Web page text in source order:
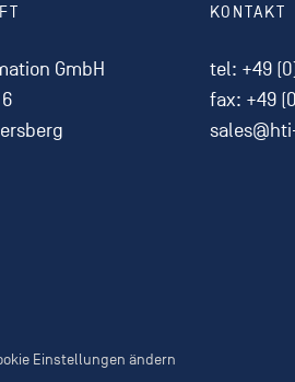
GmbH
KONTAKT
tel: +49
fax: +49
Einstellungen ändern